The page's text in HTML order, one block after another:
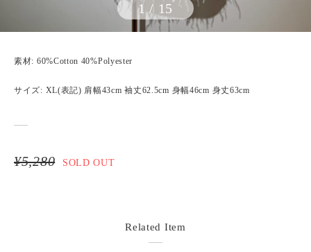
1 / 15
素材: 60%Cotton 40%Polyester
サイズ: XL(表記) 肩幅43cm 袖丈62.5cm 身幅46cm 身丈63cm
¥5,280 SOLD OUT
Related Item